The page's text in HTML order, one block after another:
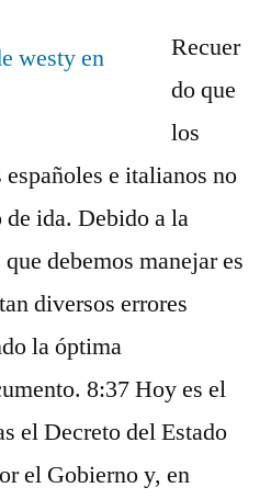
Recuer
do que
los
e italianos no
ida. Debido a la
debemos manejar es
diversos errores
la óptima
8:37 Hoy es el
el Decreto del Estado
el Gobierno y, en